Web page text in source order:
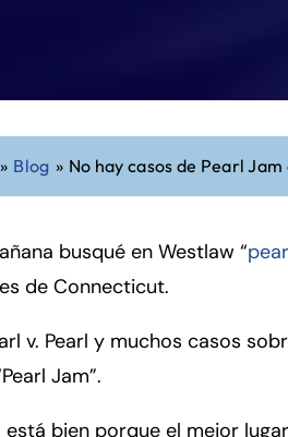
» Blog » No hay casos de Pearl
busqué en Westlaw “
de Connecticut.
v. Pearl y muchos casos
Jam”.
está bien porque el mejor